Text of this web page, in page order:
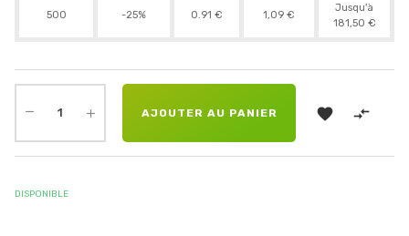
500 -25% 0.91 € 1,09 €
Jusqu'à
181,50 €
AJOUTER AU PANIER  
DISPONIBLE